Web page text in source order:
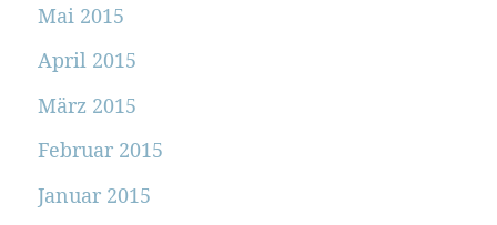
Mai 2015
April 2015
März 2015
Februar 2015
Januar 2015